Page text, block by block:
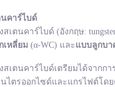
นคาร์ไบด์
นคาร์ไบด์ (อังกฤษ:
เหลี่ยม (α-WC) และ แบบลูกบา
ตนคาร์ไบด์เตรียมได้จากการ
ไตรออกไซด์และแกรไฟต์โด